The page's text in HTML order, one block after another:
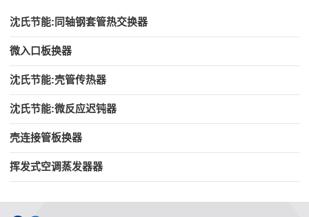
沈氏节能:同轴钢套管热交换器
微入口板换器
沈氏节能:壳管传热器
沈氏节能:微反应迟钝器
壳连接管板换器
挥发式空调蒸发器器